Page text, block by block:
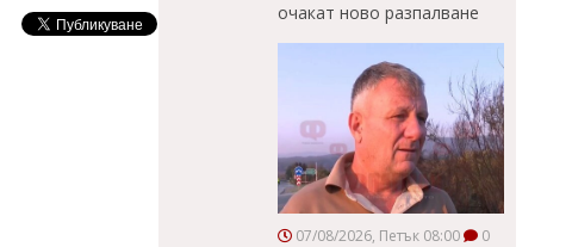
очакат ново разпалване
07/08/2026, Петък 08:00 0